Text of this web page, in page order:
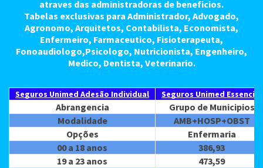
atraves das administradoras de beneficios.
Tabelas exclusivas para Administrador, Advogado,
Agronomo, Arquitetos, Contabilista, Economista,
Enfermeiro, Farmaceutico, Fisioterapeuta,
Fonoaudiologo,Psicologo, Nutricionista, Engenheiro,
Medico, Dentista, Veterinario.
Seguros Unimed Adesão Individual Seguros Unimed Essencial
Abrangencia
Grupo de Municipios
Modalidade
AMB+HOSP+OBST
Opções
Enfermaria
00 a 18 anos
386,93
19 a 23 anos
473,59